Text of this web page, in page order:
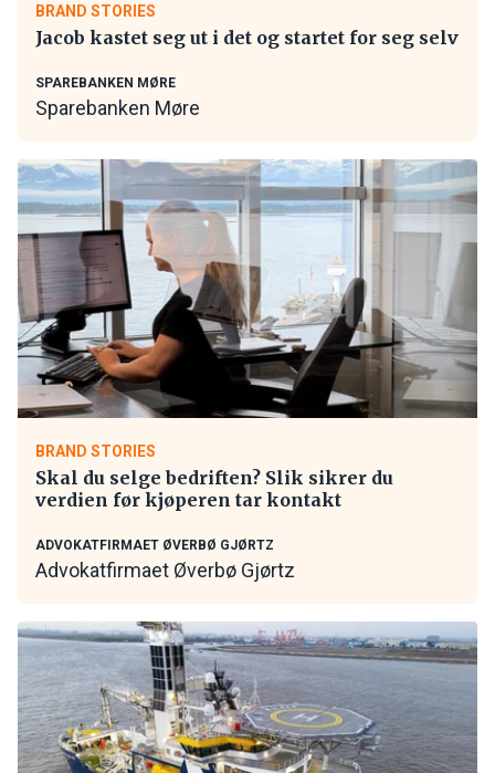
BRAND STORIES
Jacob kastet seg ut i det og startet for seg selv
SPAREBANKEN MØRE
Sparebanken Møre
BRAND STORIES
Skal du selge bedriften? Slik sikrer du
verdien før kjøperen tar kontakt
ADVOKATFIRMAET ØVERBØ GJØRTZ
Advokatfirmaet Øverbø Gjørtz